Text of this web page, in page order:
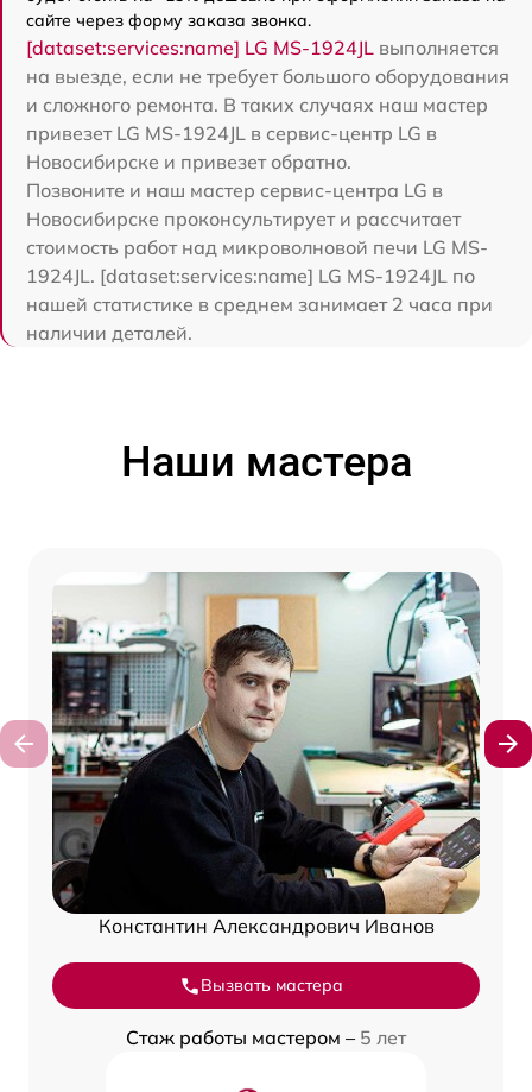
сайте через форму заказа звонка.
[dataset:services:name] LG MS-1924JL выполняется
на выезде, если не требует большого оборудования
и сложного ремонта. В таких случаях наш мастер
привезет LG MS-1924JL в сервис-центр LG в
Новосибирске и привезет обратно.
Позвоните и наш мастер сервис-центра LG в
Новосибирске проконсультирует и рассчитает
стоимость работ над микроволновой печи LG MS-
1924JL. [dataset:services:name] LG MS-1924JL по
нашей статистике в среднем занимает 2 часа при
наличии деталей.
Наши мастера
Константин Александрович Иванов
Вызвать мастера
Стаж работы мастером – 5 лет